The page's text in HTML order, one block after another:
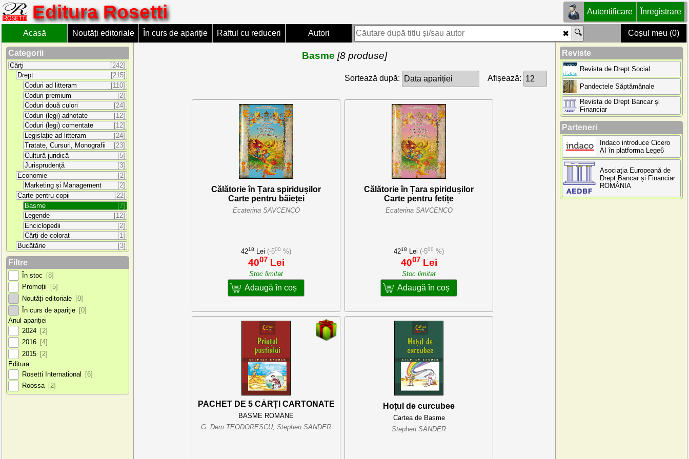
Editura Rosetti Autentificare Înregistrare
Acasă Noutăți editoriale În curs de apariție Raftul cu reduceri Autori Coșul meu (0)
Categorii
Cărți
[242]
Drept
[215]
Coduri ad litteram
[110]
Coduri premium
[2]
Coduri două culori
[24]
Coduri (legi) adnotate
[12]
Coduri (legi) comentate
[12]
Legislație ad litteram
[24]
Tratate, Cursuri, Monografii
[23]
Cultură juridică
[5]
Jurisprudență
[3]
Economie
[2]
Marketing și Management
[2]
Carte pentru copii
[22]
Basme
[7]
Legende
[12]
Enciclopedii
[2]
Cărți de colorat
[1]
Bucătărie
[3]
Filtre
În stoc
[8]
Promoții
[5]
Noutăți editoriale [0]
În curs de apariție [0]
Anul apariției
2024 [2]
2016 [4]
2015 [2]
Editura
Rosetti International
[6]
Roossa [2]
Reviste
Revista de Drept Social
Pandectele Săptămânale
Revista de Drept Bancar și
Financiar
Parteneri
Indaco introduce Cicero
AI în platforma Lege6
Asociația Europeană de
Drept Bancar și Financiar
ROMÂNIA
Basme [8 produse]
Sortează după: Afișează:
Călătorie în Țara spiridușilor
Carte pentru băieței
Ecaterina SAVCENCO
4218 Lei (-500 %)
4007 Lei
Stoc limitat
Adaugă în coș
Călătorie în Țara spiridușilor
Carte pentru fetițe
Ecaterina SAVCENCO
4218 Lei (-500 %)
4007 Lei
Stoc limitat
Adaugă în coș
PACHET DE 5 CĂRȚI CARTONATE
BASME ROMÂNE
G. Dem TEODORESCU, Stephen SANDER
Hoțul de curcubee
Cartea de Basme
Stephen SANDER